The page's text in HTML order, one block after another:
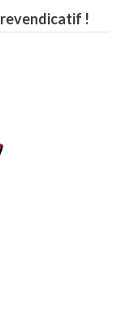
!